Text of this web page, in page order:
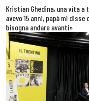
Kristian Ghedina, una vita a
avevo 15 anni, papà mi
bisogna andare avanti»